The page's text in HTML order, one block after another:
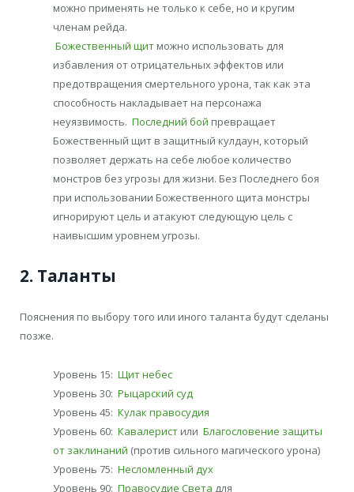
можно применять не только к себе, но и кругим
членам рейда.
Божественный щит можно использовать для
избавления от отрицательных эффектов или
предотвращения смертельного урона, так как эта
способность накладывает на персонажа
неуязвимость. Последний бой превращает
Божественный щит в защитный кулдаун, который
позволяет держать на себе любое количество
монстров без угрозы для жизни. Без Последнего боя
при использовании Божественного щита монстры
игнорируют цель и атакуют следующую цель с
наивысшим уровнем угрозы.
2. Таланты
Пояснения по выбору того или иного таланта будут сделаны
позже.
Уровень 15: Щит небес
Уровень 30: Рыцарский суд
Уровень 45: Кулак правосудия
Уровень 60: Кавалерист или Благословение защиты
от заклинаний (против сильного магического урона)
Уровень 75: Несломленный дух
Уровень 90: Правосудие Света для